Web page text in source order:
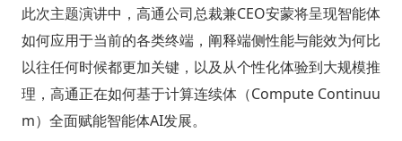
此次主题演讲中，高通公司总裁兼CEO安蒙将呈现智能体
如何应用于当前的各类终端，阐释端侧性能与能效为何比
以往任何时候都更加关键，以及从个性化体验到大规模推
理，高通正在如何基于计算连续体（Compute Continuu
m）全面赋能智能体AI发展。